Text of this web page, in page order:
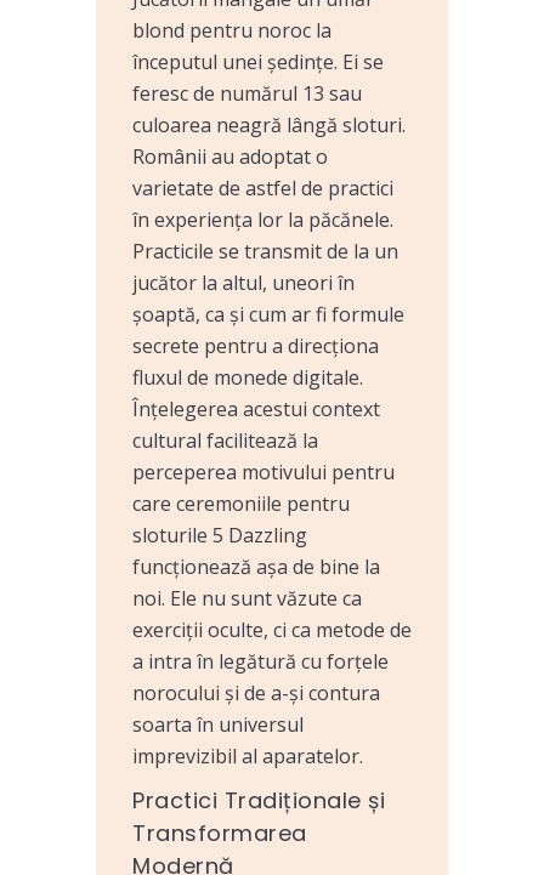
blond pentru noroc la
începutul unei ședințe. Ei se
feresc de numărul 13 sau
culoarea neagră lângă sloturi.
Românii au adoptat o
varietate de astfel de practici
în experiența lor la păcănele.
Practicile se transmit de la un
jucător la altul, uneori în
șoaptă, ca și cum ar fi formule
secrete pentru a direcționa
fluxul de monede digitale.
Înțelegerea acestui context
cultural facilitează la
perceperea motivului pentru
care ceremoniile pentru
sloturile 5 Dazzling
funcționează așa de bine la
noi. Ele nu sunt văzute ca
exerciții oculte, ci ca metode de
a intra în legătură cu forțele
norocului și de a-și contura
soarta în universul
imprevizibil al aparatelor.
Practici Tradiționale și
Transformarea
Modernă